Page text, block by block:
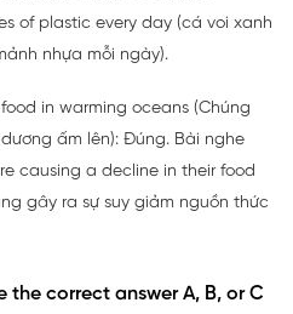
of plastic every day (cá voi xanh
nhựa mỗi ngày).
in warming oceans (Chúng
ấm lên): Đúng. Bài nghe
causing a decline in their food
gây ra sự suy giảm nguồn thức
the correct answer A, B, or C